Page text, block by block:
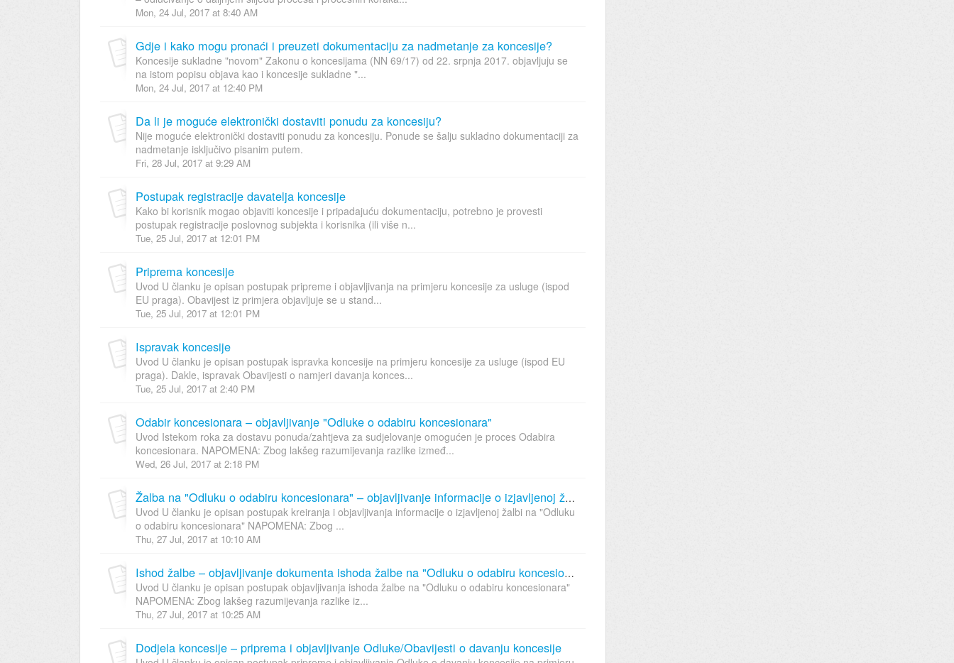
Mon, 24 Jul, 2017 at 8:40 AM
Gdje i kako mogu pronaći i preuzeti dokumentaciju za nadmetanje za koncesije?
Koncesije sukladne "novom" Zakonu o koncesijama (NN 69/17) od 22. srpnja 2017. objavljuju se
na istom popisu objava kao i koncesije sukladne "...
Mon, 24 Jul, 2017 at 12:40 PM
Da li je moguće elektronički dostaviti ponudu za koncesiju?
Nije moguće elektronički dostaviti ponudu za koncesiju. Ponude se šalju sukladno dokumentaciji za
nadmetanje isključivo pisanim putem.
Fri, 28 Jul, 2017 at 9:29 AM
Postupak registracije davatelja koncesije
Kako bi korisnik mogao objaviti koncesije i pripadajuću dokumentaciju, potrebno je provesti
postupak registracije poslovnog subjekta i korisnika (ili više n...
Tue, 25 Jul, 2017 at 12:01 PM
Priprema koncesije
Uvod U članku je opisan postupak pripreme i objavljivanja na primjeru koncesije za usluge (ispod
EU praga). Obavijest iz primjera objavljuje se u stand...
Tue, 25 Jul, 2017 at 12:01 PM
Ispravak koncesije
Uvod U članku je opisan postupak ispravka koncesije na primjeru koncesije za usluge (ispod EU
praga). Dakle, ispravak Obavijesti o namjeri davanja konces...
Tue, 25 Jul, 2017 at 2:40 PM
Odabir koncesionara – objavljivanje "Odluke o odabiru koncesionara"
Uvod Istekom roka za dostavu ponuda/zahtjeva za sudjelovanje omogućen je proces Odabira
koncesionara. NAPOMENA: Zbog lakšeg razumijevanja razlike izmeđ...
Wed, 26 Jul, 2017 at 2:18 PM
Žalba na "Odluku o odabiru koncesionara" – objavljivanje informacije o izjavljenoj žalbi
Uvod U članku je opisan postupak kreiranja i objavljivanja informacije o izjavljenoj žalbi na "Odluku
o odabiru koncesionara" NAPOMENA: Zbog ...
Thu, 27 Jul, 2017 at 10:10 AM
Ishod žalbe – objavljivanje dokumenta ishoda žalbe na "Odluku o odabiru koncesionara"
Uvod U članku je opisan postupak objavljivanja ishoda žalbe na "Odluku o odabiru koncesionara"
NAPOMENA: Zbog lakšeg razumijevanja razlike iz...
Thu, 27 Jul, 2017 at 10:25 AM
Dodjela koncesije – priprema i objavljivanje Odluke/Obavijesti o davanju koncesije